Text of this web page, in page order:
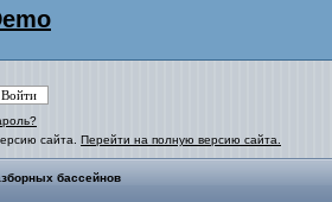
сайта. Перейти на полную версию сайта.
бассейнов